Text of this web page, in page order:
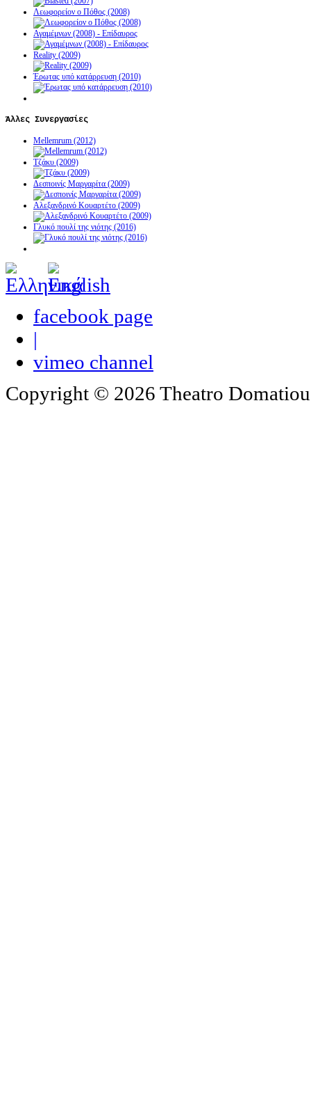
Λεωφορείον ο Πόθος (2008)
Αγαμέμνων (2008) - Επίδαυρος
Reality (2009)
Έρωτας υπό κατάρρευση (2010)
Άλλες Συνεργασίες
Mellemrum (2012)
Τζάκυ (2009)
Δεσποινίς Μαργαρίτα (2009)
Αλεξανδρινό Κουαρτέτο (2009)
Γλυκό πουλί της νιότης (2016)
facebook page
|
vimeo channel
Copyright © 2026 Theatro